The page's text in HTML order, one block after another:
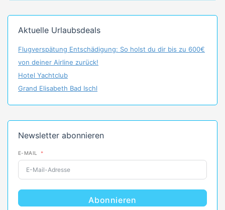
Aktuelle Urlaubsdeals
Flugverspätung Entschädigung: So holst du dir bis zu 600€
von deiner Airline zurück!
Hotel Yachtclub
Grand Elisabeth Bad Ischl
Newsletter abonnieren
E-MAIL
Abonnieren